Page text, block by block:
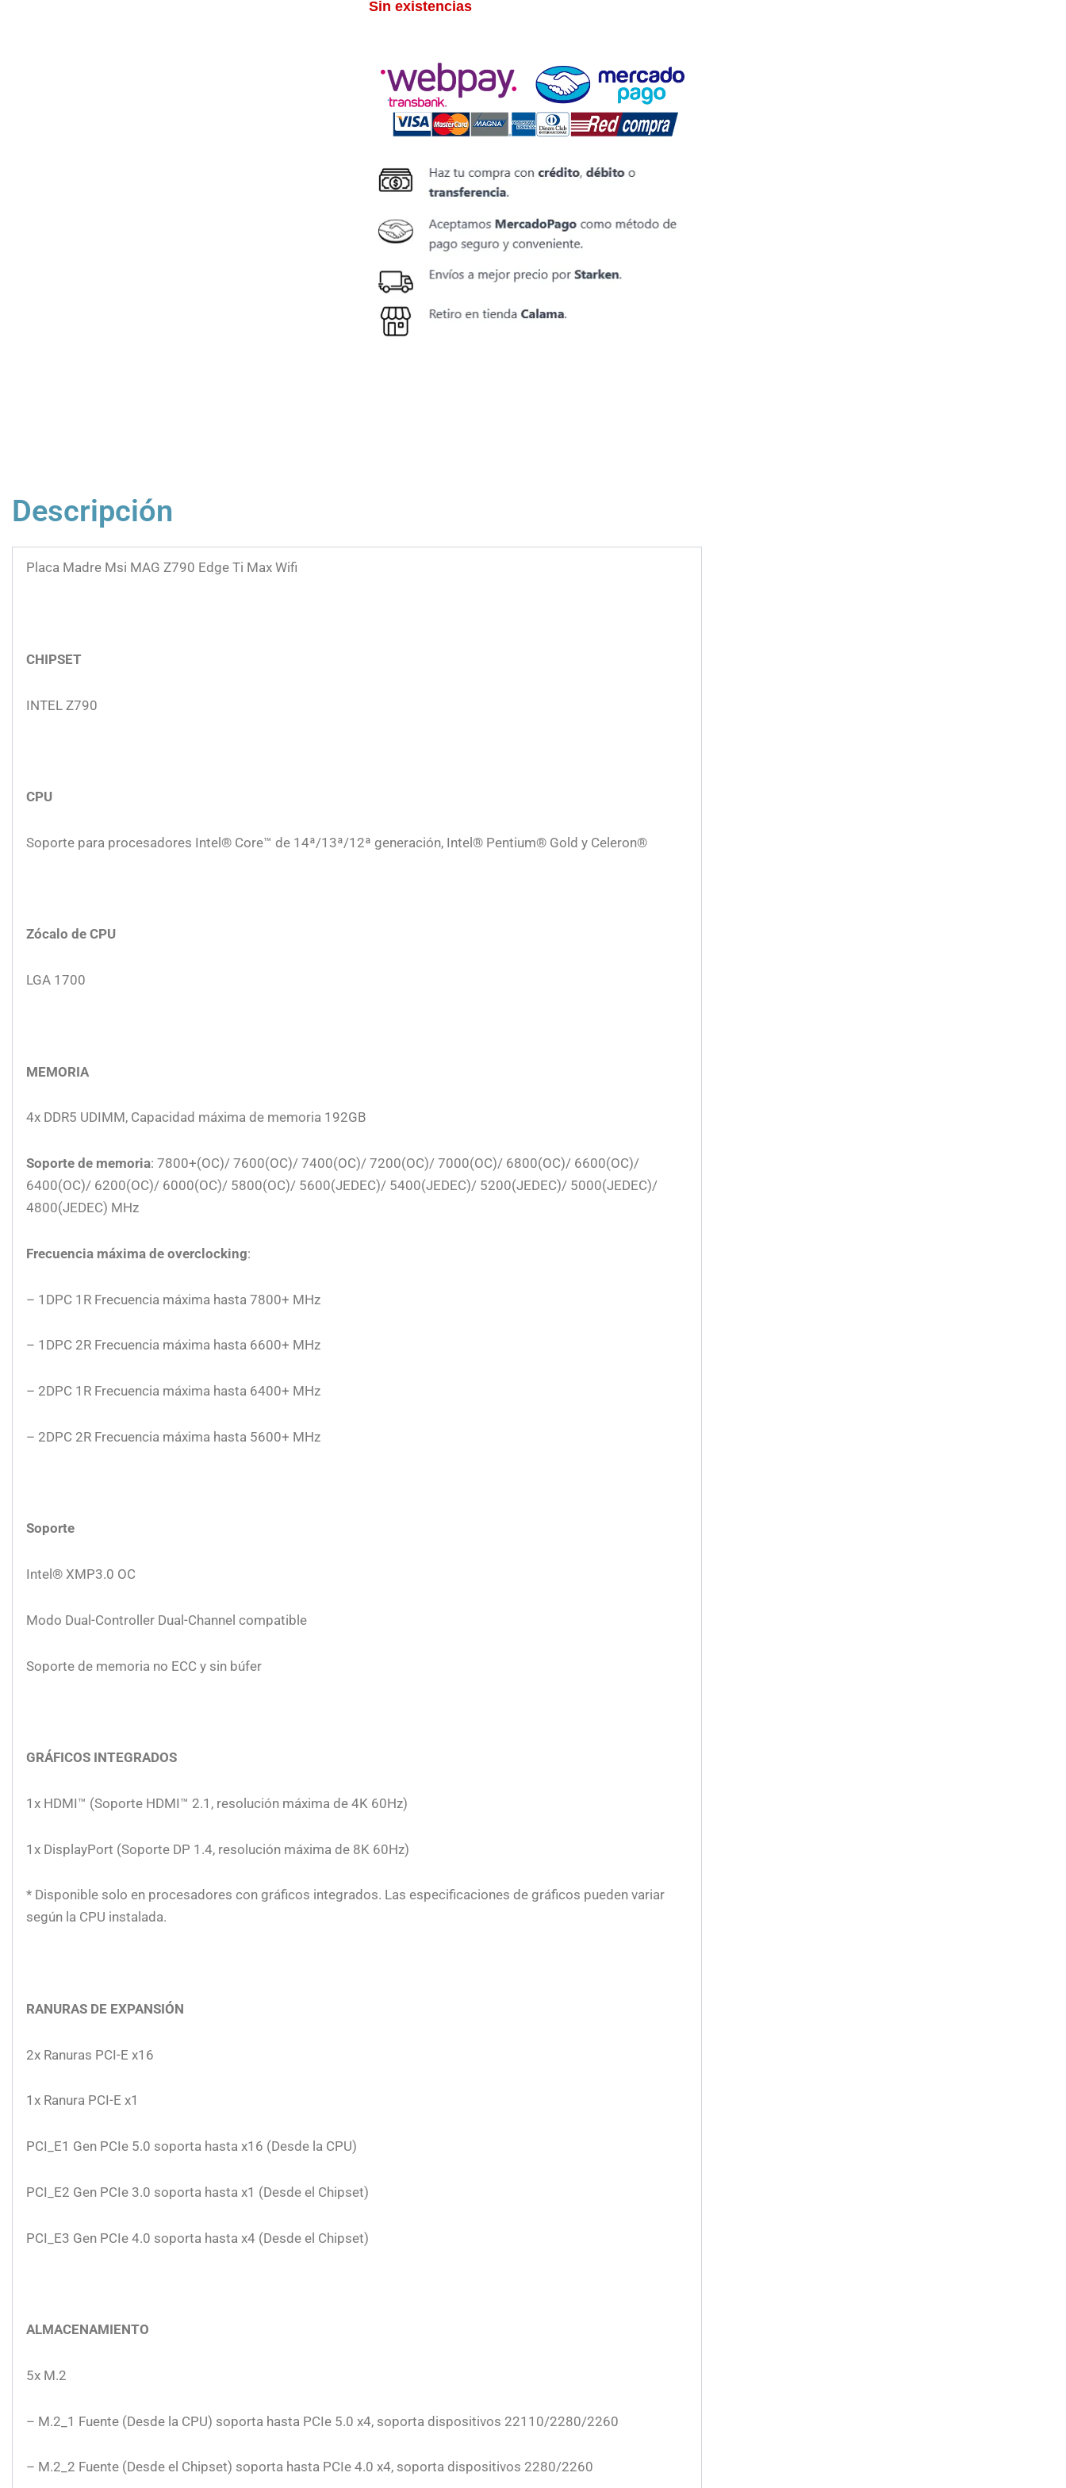
Sin existencias
Descripción
Placa Madre Msi MAG Z790 Edge Ti Max Wifi
CHIPSET
INTEL Z790
CPU
Soporte para procesadores Intel® Core™ de 14ª/13ª/12ª generación, Intel® Pentium® Gold y Celeron®
Zócalo de CPU
LGA 1700
MEMORIA
4x DDR5 UDIMM, Capacidad máxima de memoria 192GB
Soporte de memoria: 7800+(OC)/ 7600(OC)/ 7400(OC)/ 7200(OC)/ 7000(OC)/ 6800(OC)/ 6600(OC)/
6400(OC)/ 6200(OC)/ 6000(OC)/ 5800(OC)/ 5600(JEDEC)/ 5400(JEDEC)/ 5200(JEDEC)/ 5000(JEDEC)/
4800(JEDEC) MHz
Frecuencia máxima de overclocking:
– 1DPC 1R Frecuencia máxima hasta 7800+ MHz
– 1DPC 2R Frecuencia máxima hasta 6600+ MHz
– 2DPC 1R Frecuencia máxima hasta 6400+ MHz
– 2DPC 2R Frecuencia máxima hasta 5600+ MHz
Soporte
Intel® XMP3.0 OC
Modo Dual-Controller Dual-Channel compatible
Soporte de memoria no ECC y sin búfer
GRÁFICOS INTEGRADOS
1x HDMI™ (Soporte HDMI™ 2.1, resolución máxima de 4K 60Hz)
1x DisplayPort (Soporte DP 1.4, resolución máxima de 8K 60Hz)
* Disponible solo en procesadores con gráficos integrados. Las especificaciones de gráficos pueden variar
según la CPU instalada.
RANURAS DE EXPANSIÓN
2x Ranuras PCI-E x16
1x Ranura PCI-E x1
PCI_E1 Gen PCIe 5.0 soporta hasta x16 (Desde la CPU)
PCI_E2 Gen PCIe 3.0 soporta hasta x1 (Desde el Chipset)
PCI_E3 Gen PCIe 4.0 soporta hasta x4 (Desde el Chipset)
ALMACENAMIENTO
5x M.2
– M.2_1 Fuente (Desde la CPU) soporta hasta PCIe 5.0 x4, soporta dispositivos 22110/2280/2260
– M.2_2 Fuente (Desde el Chipset) soporta hasta PCIe 4.0 x4, soporta dispositivos 2280/2260